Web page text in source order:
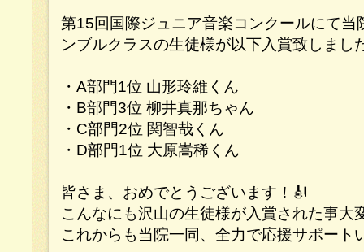
第15回国際ジュニア音楽コンクールにて当
ンブルクラスの生徒様が以下入賞致しまし
・A部門1位 山形玲維くん
・B部門3位 柳井真那ちゃん
・C部門2位 関智哉くん
・D部門1位 大原嵩稀くん
皆さま、おめでとうございます！🎻
こんなにも沢山の生徒様が入賞された事大
これからも当院一同、全力で応援サポート